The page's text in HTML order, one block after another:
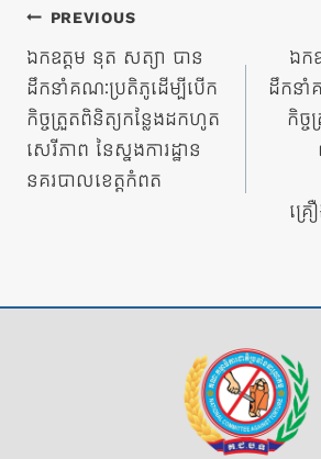
ការ​
នាំទិស​
ប្រកាស
PREVIOUS
ឯកឧត្តម នុត សត្យា បាន
ដឹកនាំគណៈប្រតិភូដើម្បីបើក
កិច្ចត្រួតពិនិត្យកន្លែងដកហូត
សេរីភាព នៃស្នងការដ្ឋាន
នគរបាលខេត្តកំពត
ឯក
ដឹកនាំ
កិច្
គ្រ